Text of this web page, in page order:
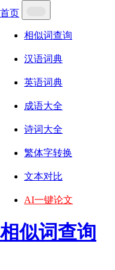
首页
相似词查询
汉语词典
英语词典
成语大全
诗词大全
繁体字转换
文本对比
AI一键论文
相似词查询